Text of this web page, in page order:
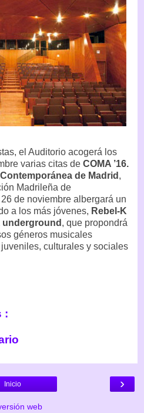
el Auditorio acogerá los
varias citas de COMA ’16.
de Madrid ,
Madrileña de
de noviembre albergará un
a los más jóvenes, Rebel-K
underground , que propondrá
géneros musicales
culturales y sociales
:
›
Inicio
web